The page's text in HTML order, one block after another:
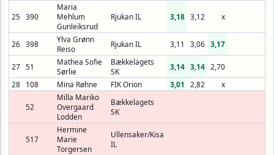
25 390
Maria
Mehlum
Gunleiksrud
Rjukan IL 3,18 3,12 x
26 398
Ylva Grønn
Reiso
Rjukan IL 3,11 3,06 3,17
27 51
Mathea Sofie
Sørlie
Bækkelagets
SK
3,14 3,14 2,70
28
108 Mina Røhne FIK Orion 3,01 2,82 x
52
Milla Mariko
Overgaard
Lodden
Bækkelagets
SK
517
Hermine
Marie
Torgersen
Ullensaker/Kisa
IL